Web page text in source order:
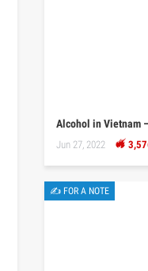
Alcohol in Vietnam
Jun 27, 2022
✍ FOR A NOTE